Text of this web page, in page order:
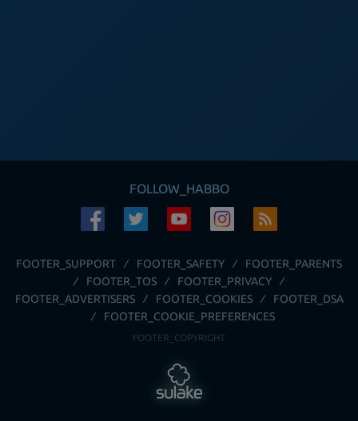
FOLLOW_HABBO
FOOTER_SUPPORT FOOTER_SAFETY
FOOTER_PARENTS
FOOTER_TOS
FOOTER_PRIVACY
FOOTER_ADVERTISERS
FOOTER_COOKIES
FOOTER_DSA
FOOTER_COOKIE_PREFERENCES
FOOTER_COPYRIGHT